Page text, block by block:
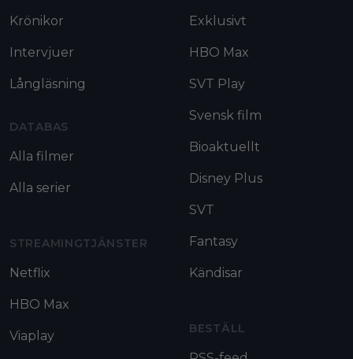
Krönikor
Intervjuer
Långläsning
DATABAS
Alla filmer
Alla serier
STREAMINGTJÄNSTER
Netflix
HBO Max
Viaplay
Exklusivt
HBO Max
SVT Play
Svensk film
Bioaktuellt
Disney Plus
SVT
Fantasy
Kändisar
BESTÄLL